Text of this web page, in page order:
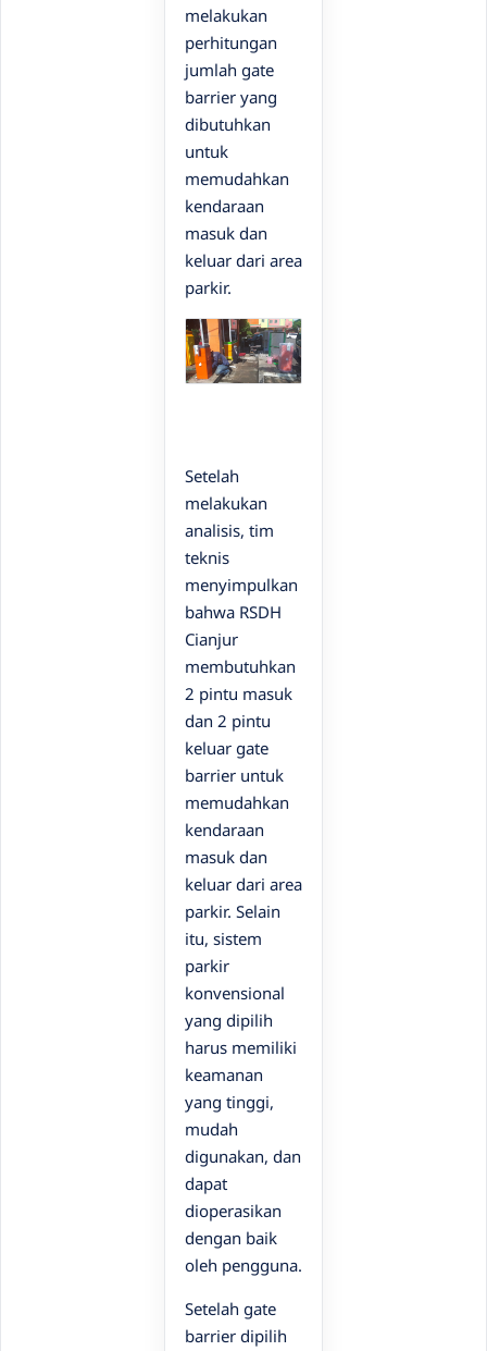
melakukan
perhitungan
jumlah gate
barrier yang
dibutuhkan
untuk
memudahkan
kendaraan
masuk dan
keluar dari area
parkir.
Setelah
melakukan
analisis, tim
teknis
menyimpulkan
bahwa RSDH
Cianjur
membutuhkan
2 pintu masuk
dan 2 pintu
keluar gate
barrier untuk
memudahkan
kendaraan
masuk dan
keluar dari area
parkir. Selain
itu, sistem
parkir
konvensional
yang dipilih
harus memiliki
keamanan
yang tinggi,
mudah
digunakan, dan
dapat
dioperasikan
dengan baik
oleh pengguna.
Setelah gate
barrier dipilih